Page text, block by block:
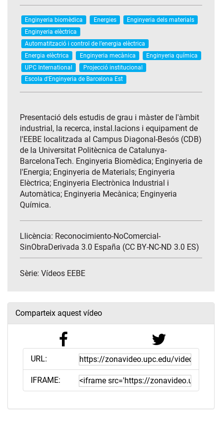
Enginyeria biomèdica Energies
Enginyeria dels materials
Enginyeria elèctrica
Automatització i control de l’energia elèctrica
Energia elèctrica
Enginyeria mecànica
Enginyeria química
UPC International
Projecció institucional
Escola d'Enginyeria de Barcelona Est
Presentació dels estudis de grau i màster de l'àmbit
industrial, la recerca, instal.lacions i equipament de
l'EEBE localitzada al Campus Diagonal-Besós (CDB)
de la Universitat Politècnica de Catalunya-
BarcelonaTech. Enginyeria Biomèdica; Enginyeria de
l'Energia; Enginyeria de Materials; Enginyeria
Elèctrica; Enginyeria Electrònica Industrial i
Automàtica; Enginyeria Mecànica; Enginyeria
Química.
Llicència: Reconocimiento-NoComercial-
SinObraDerivada 3.0 España (CC BY-NC-ND 3.0 ES)
Sèrie: Vídeos EEBE
Comparteix aquest vídeo
URL:
IFRAME: